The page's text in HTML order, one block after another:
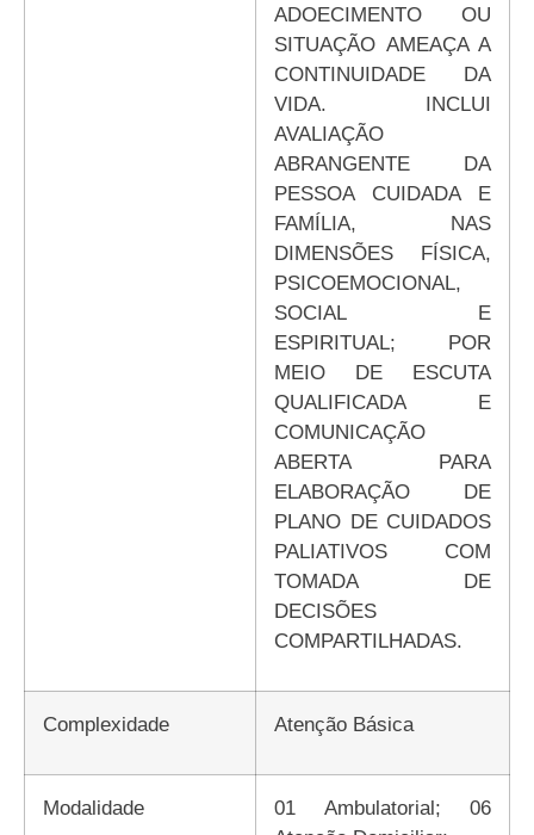
ADOECIMENTO OU
SITUAÇÃO AMEAÇA A
CONTINUIDADE DA
VIDA. INCLUI
AVALIAÇÃO
ABRANGENTE DA
PESSOA CUIDADA E
FAMÍLIA, NAS
DIMENSÕES FÍSICA,
PSICOEMOCIONAL,
SOCIAL E
ESPIRITUAL; POR
MEIO DE ESCUTA
QUALIFICADA E
COMUNICAÇÃO
ABERTA PARA
ELABORAÇÃO DE
PLANO DE CUIDADOS
PALIATIVOS COM
TOMADA DE
DECISÕES
COMPARTILHADAS.
Complexidade Atenção Básica
Modalidade
01 Ambulatorial; 06